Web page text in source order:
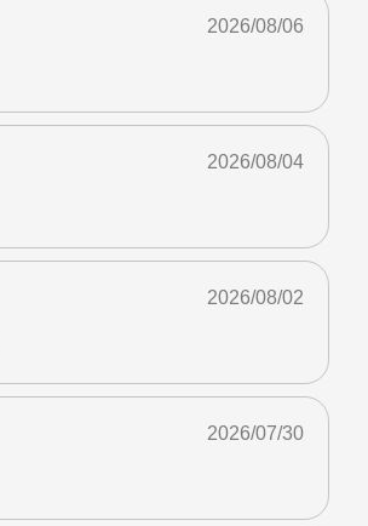
2026/08/06
2026/08/04
2026/08/02
2026/07/30